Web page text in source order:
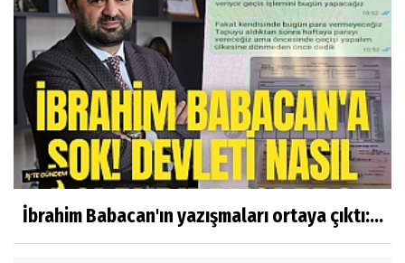
İbrahim Babacan'ın yazışmaları ortaya çıktı:...